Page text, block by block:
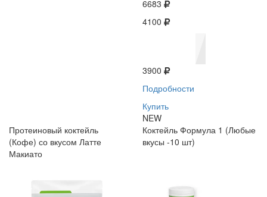
6683
4100
3900
Подробности
Купить
NEW
Протеиновый коктейль
(Кофе) со вкусом Латте
Макиато
Коктейль Формула 1 (Любые
вкусы -10 шт)